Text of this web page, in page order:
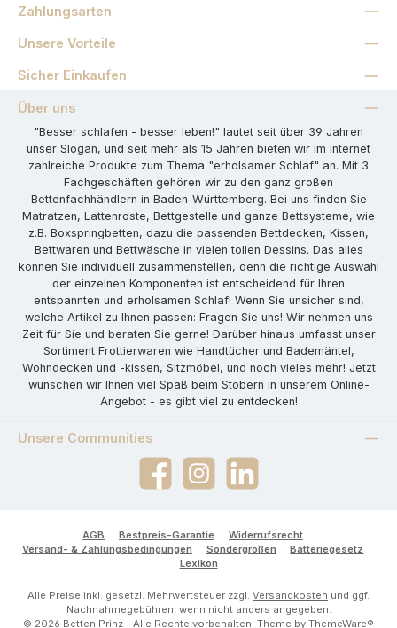
Zahlungsarten
Unsere Vorteile
Sicher Einkaufen
Über uns
"Besser schlafen - besser leben!" lautet seit über 39 Jahren
unser Slogan, und seit mehr als 15 Jahren bieten wir im Internet
zahlreiche Produkte zum Thema "erholsamer Schlaf" an. Mit 3
Fachgeschäften gehören wir zu den ganz großen
Bettenfachhändlern in Baden-Württemberg. Bei uns finden Sie
Matratzen, Lattenroste, Bettgestelle und ganze Bettsysteme, wie
z.B. Boxspringbetten, dazu die passenden Bettdecken, Kissen,
Bettwaren und Bettwäsche in vielen tollen Dessins. Das alles
können Sie individuell zusammenstellen, denn die richtige Auswahl
der einzelnen Komponenten ist entscheidend für Ihren
entspannten und erholsamen Schlaf! Wenn Sie unsicher sind,
welche Artikel zu Ihnen passen: Fragen Sie uns! Wir nehmen uns
Zeit für Sie und beraten Sie gerne! Darüber hinaus umfasst unser
Sortiment Frottierwaren wie Handtücher und Bademäntel,
Wohndecken und -kissen, Sitzmöbel, und noch vieles mehr! Jetzt
wünschen wir Ihnen viel Spaß beim Stöbern in unserem Online-
Angebot - es gibt viel zu entdecken!
Unsere Communities
FacebookInstagram
AGB Bestpreis-Garantie
Widerrufsrecht
Versand- & Zahlungsbedingungen
Sondergrößen
Batteriegesetz
Lexikon
Alle Preise inkl. gesetzl. Mehrwertsteuer zzgl. Versandkosten und ggf.
Nachnahmegebühren, wenn nicht anders angegeben.
© 2026 Betten Prinz - Alle Rechte vorbehalten. Theme by ThemeWare®